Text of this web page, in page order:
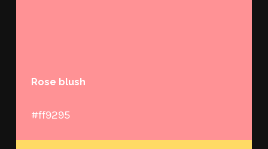
Rose blush
#ff9295